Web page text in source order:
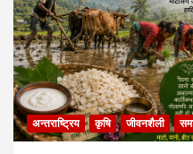
अन्तराष्ट्रिय कृषि जीवनशैली